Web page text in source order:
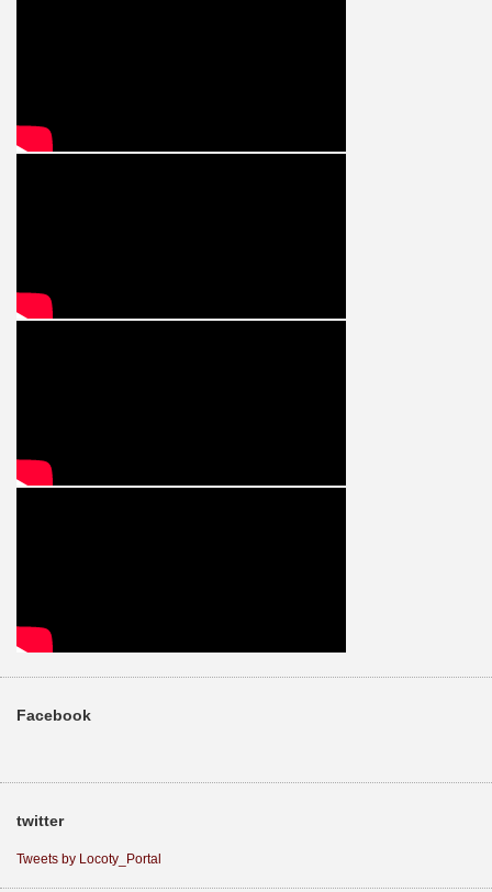
Facebook
twitter
Tweets by Locoty_Portal